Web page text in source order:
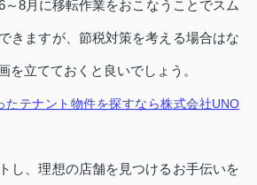
8月に移転作業をおこなうことでスム
きますが、節税対策を考える場合はな
を立てておくと良いでしょう。
たテナント物件を探すなら株式会社UNO
し、理想の店舗を見つけるお手伝いを